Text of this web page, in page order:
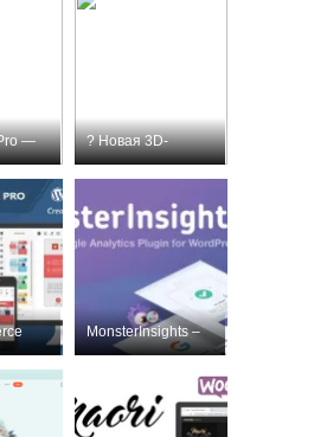
—
пл
? Новая 3D-
модель для пе
MonsterInsights –
Лучший плаг